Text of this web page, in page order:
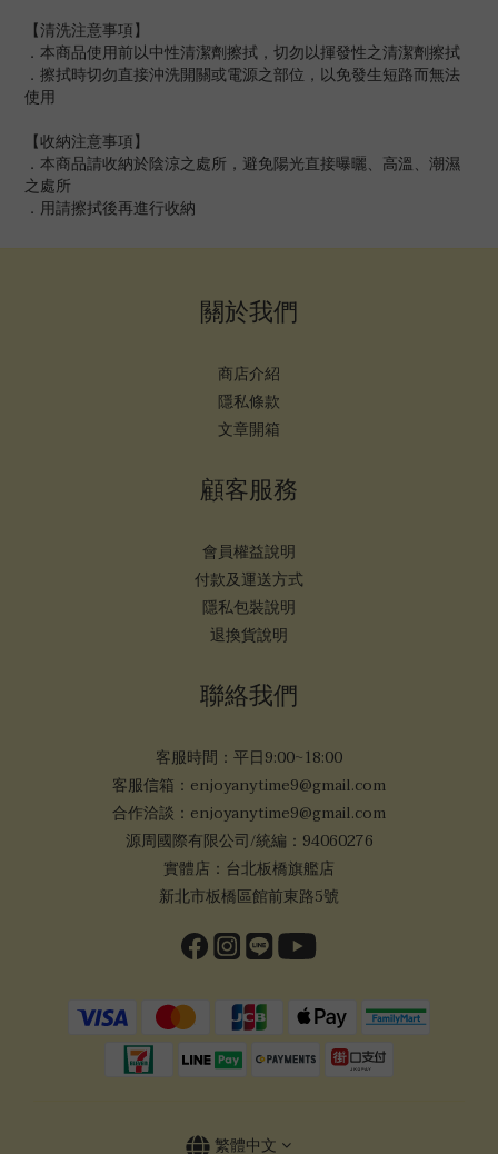
【清洗注意事項】
．本商品使用前以中性清潔劑擦拭，切勿以揮發性之清潔劑擦拭
．擦拭時切勿直接沖洗開關或電源之部位，以免發生短路而無法
使用
【收納注意事項】
．本商品請收納於陰涼之處所，避免陽光直接曝曬、高溫、潮濕
之處所
．用請擦拭後再進行收納
關於我們
商店介紹
隱私條款
文章開箱
顧客服務
會員權益說明
付款及運送方式
隱私包裝說明
退換貨說明
聯絡我們
客服時間：平日9:00~18:00
客服信箱：enjoyanytime9@gmail.com
合作洽談：enjoyanytime9@gmail.com
源周國際有限公司/統編：94060276
實體店：台北板橋旗艦店
新北市板橋區館前東路5號
繁體中文